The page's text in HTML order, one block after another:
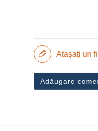
Atașați un
Adăugare